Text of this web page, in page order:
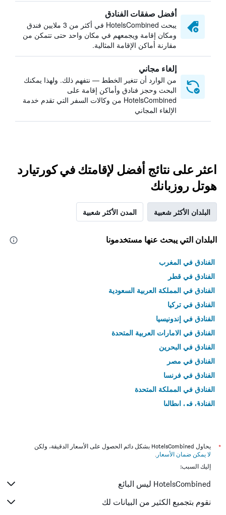
أفضل صفقات الفنادق
يبحث HotelsCombined في أكثر من 3 ملايين فندق
ومكان إقامة ويجمعهم في مكان واحد حتى تتمكن من
مقارنة أماكن الإقامة المثالية.
إلغاء مجاني
من الوارد أن تتغير الخطط — نتفهم ذلك. ولهذا يمكنك
البحث وحجز فنادق وأماكن إقامة على
HotelsCombined من وكالات السفر التي تقدم خدمة
الإلغاء المجاني
اعثر على نتائج أفضل لإقامتك في كورتيارد
هوتل روزبانك
البلدان الأكثر شعبية المدن الأكثر شعبية
البلدان التي يبحث عنها مستخدمونا
الفنادق في المغرب
الفنادق في قطر
الفنادق في المملكة العربية السعودية
الفنادق في تركيا
الفنادق في إندونيسيا
الفنادق في الامارات العربية المتحدة
الفنادق في البحرين
الفنادق في مصر
الفنادق في فرنسا
الفنادق في المملكة المتحدة
الفنادق في إيطاليا
*
يحاول HotelsCombined بشكل دائم الحصول على الأسعار الدقيقة، ولكن
لا يمكن ضمان الأسعار .
إليك السبب:
HotelsCombined ليس البائع
نقوم بتجميع الكثير من البيانات لك